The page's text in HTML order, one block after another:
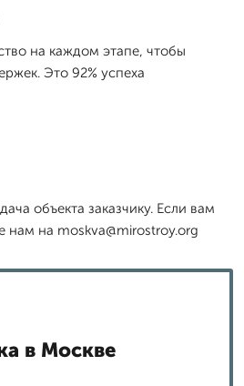
на каждом этапе, чтобы
Это 92% успеха
объекта заказчику. Если вам
нам на moskva@mirostroy.org
в Москве